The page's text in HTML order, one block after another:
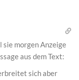
sie morgen Anzeige
aus dem Text:
sich aber